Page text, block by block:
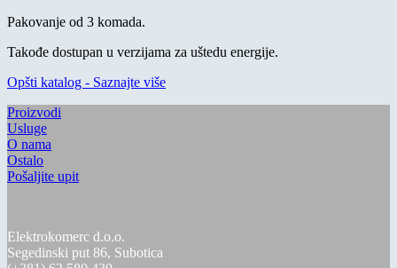
Pakovanje od 3 komada.
Takođe dostupan u verzijama za uštedu energije.
Opšti katalog - Saznajte više
Proizvodi
Usluge
O nama
Ostalo
Pošaljite upit
Elektrokomerc d.o.o.
Segedinski put 86, Subotica